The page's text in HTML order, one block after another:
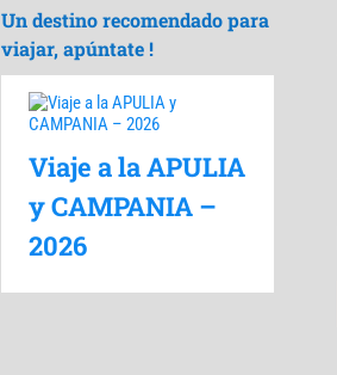
Un destino recomendado para
viajar, apúntate !
Viaje a la APULIA
y CAMPANIA –
2026